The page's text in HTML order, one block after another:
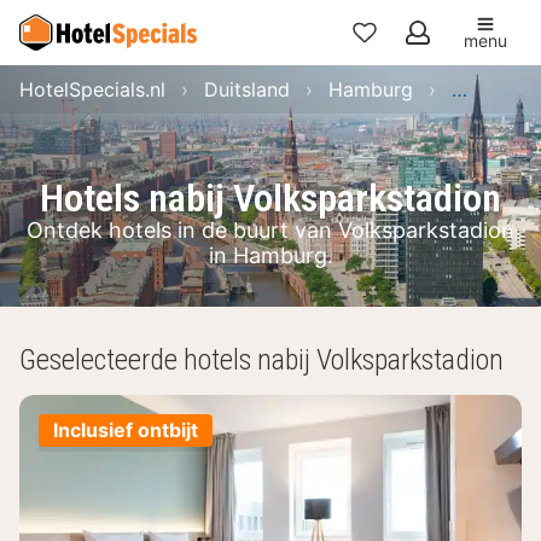
Mijn
favorieten
menu
Hotels nabij Volksparkstadion
Ontdek hotels in de buurt van Volksparkstadion
in Hamburg.
HotelSpecials.nl Duitsland Hamburg Hamburg
Geselecteerde hotels nabij Volksparkstadion
Inclusief ontbijt